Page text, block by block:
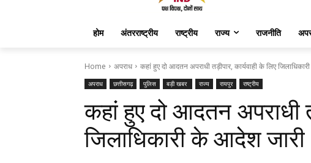
होम अंतरराष्ट्रीय राष्ट्रीय राज्य राजनीति
Home अपराध कहां हुए दो आदतन अपराधी तड़ीपार, कार्यवाही के लिए
अपराध छत्तीसगढ़ पुलिस बड़ी खबर राज्य रायपुर राष्ट्रीय
कहां हुए दो आदतन अपराधी
जिलाधिकारी के आदेश जारी